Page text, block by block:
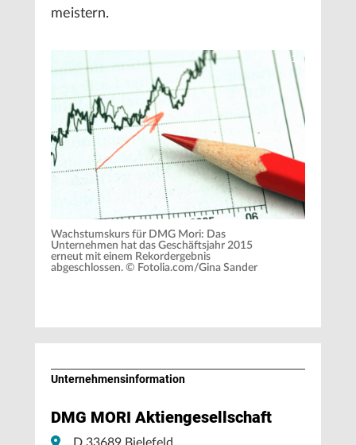
meistern.
1 /1
Wachstumskurs für DMG Mori: Das
Unternehmen hat das Geschäftsjahr 2015
erneut mit einem Rekordergebnis
abgeschlossen. © Fotolia.com/Gina Sander
Unternehmens­information
DMG MORI Aktiengesellschaft